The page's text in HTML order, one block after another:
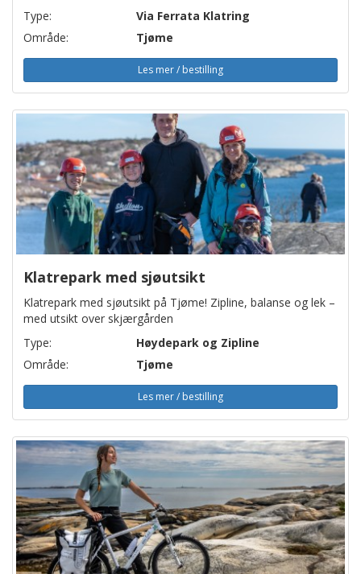
Type:
Via Ferrata Klatring
Område:
Tjøme
Les mer / bestilling
Klatrepark med sjøutsikt
Klatrepark med sjøutsikt på Tjøme! Zipline, balanse og lek –
med utsikt over skjærgården
Type:
Høydepark og Zipline
Område:
Tjøme
Les mer / bestilling